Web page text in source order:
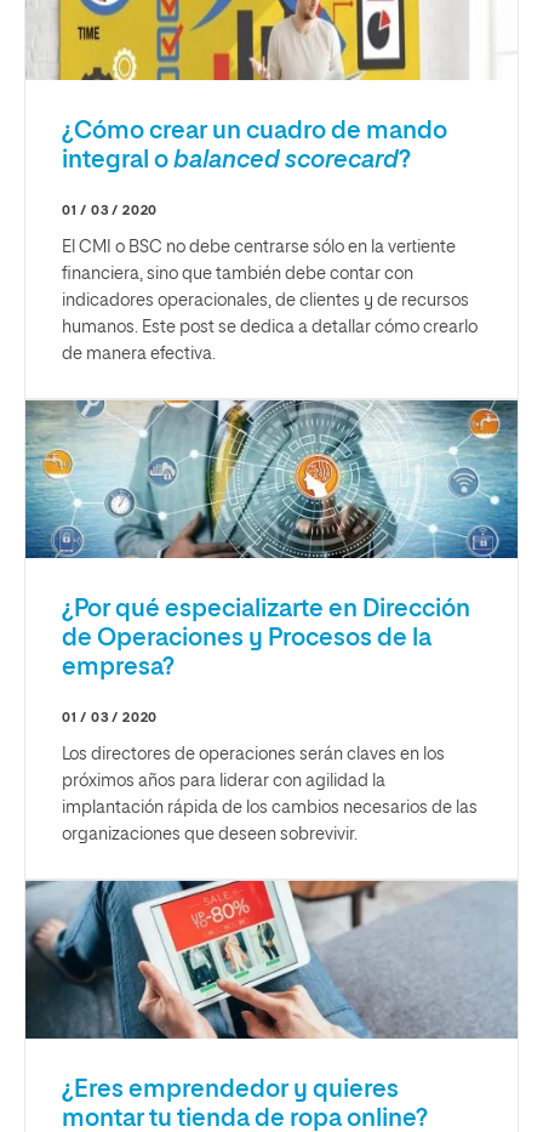
¿Cómo crear un cuadro de mando
integral o balanced scorecard?
01 / 03 / 2020
El CMI o BSC no debe centrarse sólo en la vertiente
financiera, sino que también debe contar con
indicadores operacionales, de clientes y de recursos
humanos. Este post se dedica a detallar cómo crearlo
de manera efectiva.
¿Por qué especializarte en Dirección
de Operaciones y Procesos de la
empresa?
01 / 03 / 2020
Los directores de operaciones serán claves en los
próximos años para liderar con agilidad la
implantación rápida de los cambios necesarios de las
organizaciones que deseen sobrevivir.
¿Eres emprendedor y quieres
montar tu tienda de ropa online?